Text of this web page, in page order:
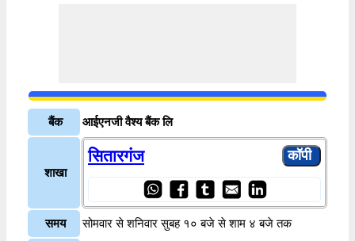
बैंक आईएनजी वैश्य बैंक लि
शाखा
सितारगंज
समय सोमवार से शनिवार सुबह १० बजे से शाम ४ बजे तक